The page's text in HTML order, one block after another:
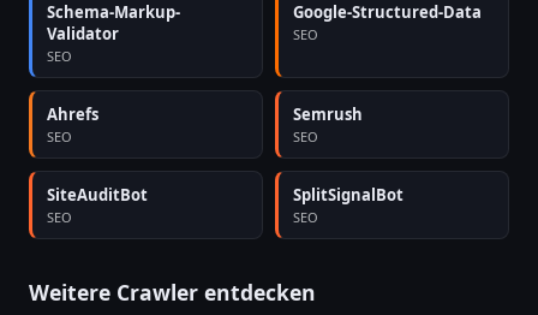
Schema-Markup-
Validator
SEO
Google-Structured-Data
SEO
Ahrefs
SEO
Semrush
SEO
SiteAuditBot
SEO
SplitSignalBot
SEO
Weitere Crawler entdecken